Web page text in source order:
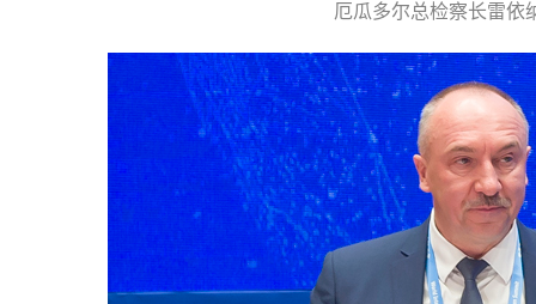
厄瓜多尔总检察长雷依